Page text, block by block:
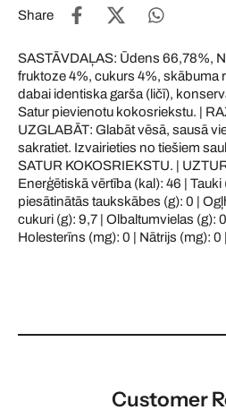
Share
SASTĀVDAĻAS: Ūdens 66,78%,
fruktoze 4%, cukurs 4%, skābuma
dabai identiska garša (ličī),
Satur pievienotu kokosriekstu. |
UZGLABĀT: Glabāt vēsā, sausā
sakratiet. Izvairieties no tiešiem
SATUR KOKOSRIEKSTU. |
Enerģētiskā vērtība (kal): 46 | Tauki
piesātinātās taukskābes (g): 0 |
cukuri (g): 9,7 | Olbaltumvielas (g): 0
Holesterīns (mg): 0 | Nātrijs (mg): 0
Customer